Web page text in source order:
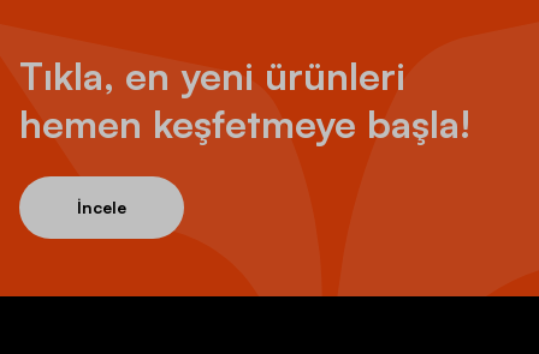
Tıkla, en yeni ürünleri
hemen keşfetmeye başla!
İncele